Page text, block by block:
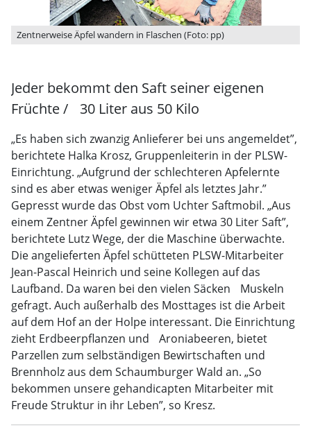
Zentnerweise Äpfel wandern in Flaschen (Foto: pp)
Jeder bekommt den Saft seiner eigenen
Früchte / 30 Liter aus 50 Kilo
„Es haben sich zwanzig Anlieferer bei uns angemeldet”,
berichtete Halka Krosz, Gruppenleiterin in der PLSW-
Einrichtung. „Aufgrund der schlechteren Apfelernte
sind es aber etwas weniger Äpfel als letztes Jahr.”
Gepresst wurde das Obst vom Uchter Saftmobil. „Aus
einem Zentner Äpfel gewinnen wir etwa 30 Liter Saft”,
berichtete Lutz Wege, der die Maschine überwachte.
Die angelieferten Äpfel schütteten PLSW-Mitarbeiter
Jean-Pascal Heinrich und seine Kollegen auf das
Laufband. Da waren bei den vielen Säcken Muskeln
gefragt. Auch außerhalb des Mosttages ist die Arbeit
auf dem Hof an der Holpe interessant. Die Einrichtung
zieht Erdbeerpflanzen und Aroniabeeren, bietet
Parzellen zum selbständigen Bewirtschaften und
Brennholz aus dem Schaumburger Wald an. „So
bekommen unsere gehandicapten Mitarbeiter mit
Freude Struktur in ihr Leben”, so Kresz.